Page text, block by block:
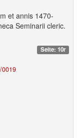
et annis 1470-
Seminarii cleric.
Seite: 10r